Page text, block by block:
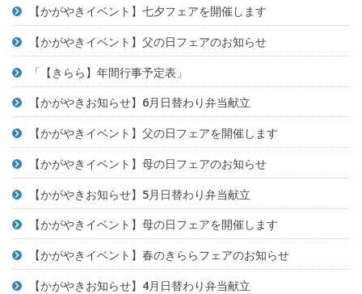
【かがやきイベント】七夕フェアを開催します
【かがやきイベント】父の日フェアのお知らせ
「【きらら】年間行事予定表」
【かがやきお知らせ】6月日替わり弁当献立
【かがやきイベント】父の日フェアを開催します
【かがやきイベント】母の日フェアのお知らせ
【かがやきお知らせ】5月日替わり弁当献立
【かがやきイベント】母の日フェアを開催します
【かがやきイベント】春のきららフェアのお知らせ
【かがやきお知らせ】4月日替わり弁当献立